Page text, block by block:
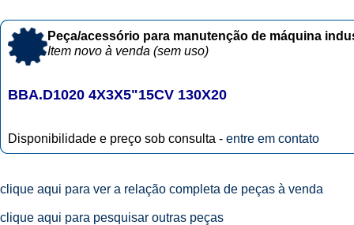
Peça/acessório para manutenção de máquina
Item novo à venda (sem uso)
BBA.D1020 4X3X5"15CV 130X20
Disponibilidade e preço sob consulta - entre em contato
clique aqui para ver a relação completa de peças à venda
clique aqui para pesquisar outras peças